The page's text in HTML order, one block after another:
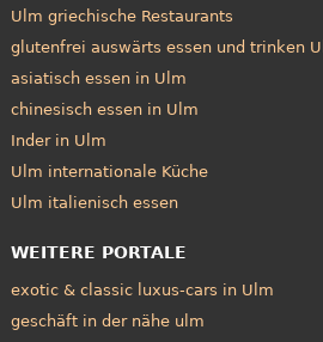
Ulm griechische Restaurants
glutenfrei auswärts essen und trinken
asiatisch essen in Ulm
chinesisch essen in Ulm
Inder in Ulm
Ulm internationale Küche
Ulm italienisch essen
WEITERE PORTALE
exotic & classic luxus-cars in Ulm
geschäft in der nähe ulm